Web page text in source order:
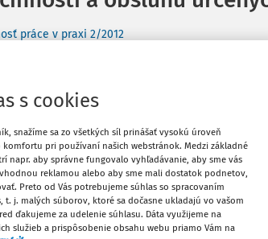
práce v praxi 2/2012
určených zariadení
sú uvedené v
sa v celom
celý systém
a aby zahŕňal všetky
Obľúbené
Zdieľať
s cookies
snažíme sa zo všetkých síl prinášať vysokú úroveň
komfortu pri používaní našich webstránok. Medzi základné
napr. aby správne fungovalo vyhľadávanie, aby sme vás
reklamou alebo aby sme mali dostatok podnetov,
Preto od Vás potrebujeme súhlas so spracovaním
t. j. malých súborov, ktoré sa dočasne ukladajú vo vašom
ďakujeme za udelenie súhlasu. Dáta využijeme na
služieb a prispôsobenie obsahu webu priamo Vám na